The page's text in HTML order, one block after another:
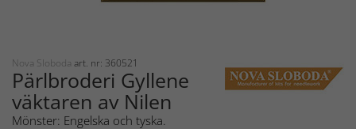
Nova Sloboda art. nr: 360521
Pärlbroderi Gyllene
väktaren av Nilen
Mönster: Engelska och tyska.